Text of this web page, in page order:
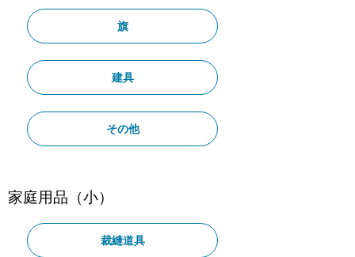
旗
建具
その他
家庭用品（小）
裁縫道具